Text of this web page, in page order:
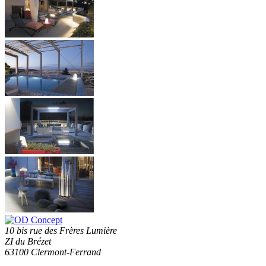
10 bis rue des Frères Lumière
ZI du Brézet
63100 Clermont-Ferrand